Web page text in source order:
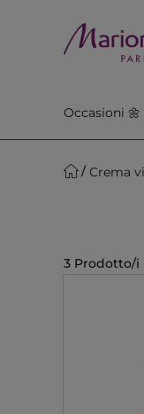
Occasioni 🌼
Crema
3 Prodotto/i